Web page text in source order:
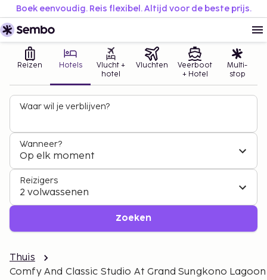
Boek eenvoudig. Reis flexibel. Altijd voor de beste prijs.
Reizen Hotels
Vlucht +
hotel
Vluchten
Veerboot
+ Hotel
Multi-
stop
Waar wil je verblijven?
Wanneer?
Op elk moment
Reizigers
2 volwassenen
Zoeken
Thuis
Comfy And Classic Studio At Grand Sungkono Lagoon